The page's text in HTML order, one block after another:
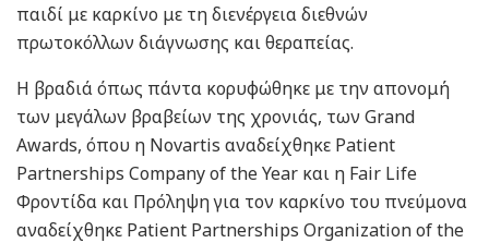
παιδί με καρκίνο με τη διενέργεια διεθνών
πρωτοκόλλων διάγνωσης και θεραπείας.
Η βραδιά όπως πάντα κορυφώθηκε με την απονομή
των μεγάλων βραβείων της χρονιάς, των Grand
Awards, όπου η Novartis αναδείχθηκε Patient
Partnerships Company of the Year και η Fair Life
Φροντίδα και Πρόληψη για τον καρκίνο του πνεύμονα
αναδείχθηκε Patient Partnerships Organization of the